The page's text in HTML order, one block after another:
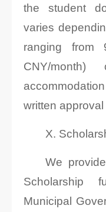
the student
varies
ranging from
CNY/
written
X.
We
Scholarship
Municipal